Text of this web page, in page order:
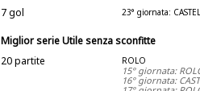
7 gol
23° giornata:
Miglior serie Utile senza sconfitte
20 partite
ROLO
15° giornata:
16° giornata: